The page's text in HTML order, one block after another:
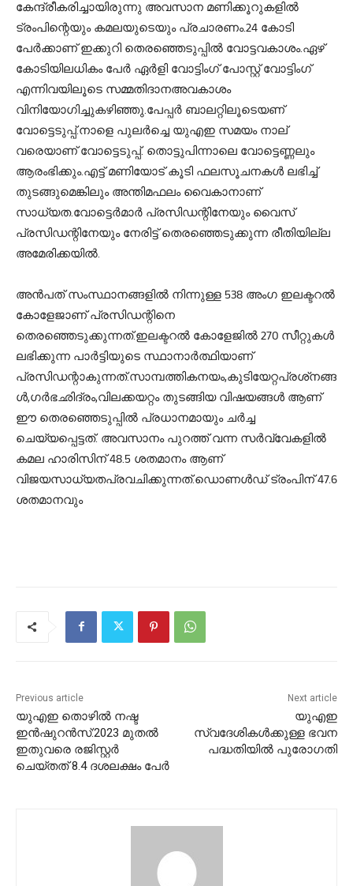
കേന്ദ്രീകരിച്ചായിരുന്നു അവസാന മണിക്കൂറുകളില്‍
ട്രംപിന്റെയും കമലയുടെയും പ്രചാരണം.24 കോടി
പേര്‍ക്കാണ് ഇക്കുറി തെരഞ്ഞെടുപ്പില്‍ വോട്ടവകാശം.ഏഴ്
കോടിയിലധികം പേര്‍ ഏര്‍ളി വോട്ടിംഗ് പോസ്റ്റ് വോട്ടിംഗ്
എന്നിവയിലൂടെ സമ്മതിദാനഅവകാശം
വിനിയോഗിച്ചുകഴിഞ്ഞു.പേപ്പര്‍ ബാലറ്റിലൂടെയണ്
വോട്ടെടുപ്പ്.നാളെ പുലര്‍ച്ചെ യുഎഇ സമയം നാല്
വരെയാണ് വോട്ടെടുപ്പ്. തൊട്ടുപിന്നാലെ വോട്ടെണ്ണലും
ആരംഭിക്കും.എട്ട് മണിയോട് കൂടി ഫലസൂചനകള്‍ ലഭിച്ച്
തുടങ്ങുമെങ്കിലും അന്തിമഫലം വൈകാനാണ്
സാധ്യത.വോട്ടെര്‍മാര്‍ പ്രസിഡന്റിനേയും വൈസ്
പ്രസിഡന്റിനേയും നേരിട്ട് തെരഞ്ഞെടുക്കുന്ന രീതിയില്ല
അമേരിക്കയില്‍.
അന്‍പത് സംസ്ഥാനങ്ങളില്‍ നിന്നുള്ള 538 അംഗ ഇലക്ടറല്‍
കോളേജാണ് പ്രസിഡന്റിനെ
തെരഞ്ഞെടുക്കുന്നത്.ഇലക്ടറല്‍ കോളേജില്‍ 270 സീറ്റുകള്‍
ലഭിക്കുന്ന പാര്‍ട്ടിയുടെ സ്ഥാനാര്‍ത്ഥിയാണ്
പ്രസിഡന്റാകുന്നത്.സാമ്പത്തികനയം,കുടിയേറ്റപ്രശ്‌നങ്ങ
ള്‍,ഗര്‍ഭഛിദ്രം,വിലക്കയറ്റം തുടങ്ങിയ വിഷയങ്ങള്‍ ആണ്
ഈ തെരഞ്ഞെടുപ്പില്‍ പ്രധാനമായും ചര്‍ച്ച
ചെയ്യപ്പെട്ടത്. അവസാനം പുറത്ത് വന്ന സര്‍വ്വേകളില്‍
കമല ഹാരിസിന് 48.5 ശതമാനം ആണ്
വിജയസാധ്യതപ്രവചിക്കുന്നത്.ഡൊണള്‍ഡ് ട്രംപിന് 47.6
ശതമാനവും
Previous article
യുഎഇ തൊഴില്‍ നഷ്ട
ഇന്‍ഷുറന്‍സ്:2023 മുതല്‍
ഇതുവരെ രജിസ്റ്റര്‍
ചെയ്തത് 8.4 ദശലക്ഷം പേര്‍
Next article
യുഎഇ
സ്വദേശികള്‍ക്കുള്ള ഭവന
പദ്ധതിയില്‍ പുരോഗതി